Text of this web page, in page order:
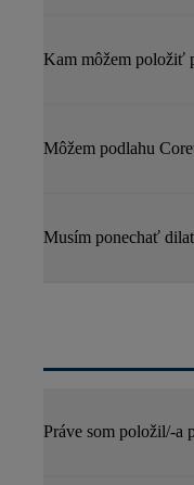
Kam môžem položiť
Môžem podlahu
Musím ponechať
Práve som položil/-a